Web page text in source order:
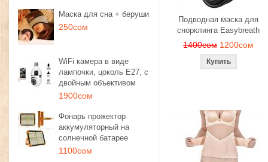
Маска для сна + беруши
250сом
WiFi камера в виде
лампочки, цоколь E27, с
двойным объективом
1900сом
Фонарь прожектор
аккумуляторный на
солнечной батарее
1100сом
Подводная маска для
снорклинга Easybreath
1400сом 1200сом